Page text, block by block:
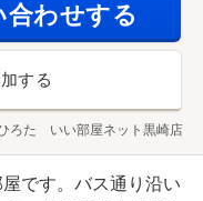
合わせする
する
ろた いい部屋ネット黒崎店
です。バス通り沿い